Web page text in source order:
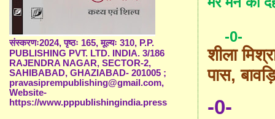
-0-
शीला
पास,
-0-
संस्करणः2024, पृष्ठः 165, मूल्यः 310, P.P.
PUBLISHING PVT. LTD. INDIA. 3/186
RAJENDRA NAGAR, SECTOR-2,
SAHIBABAD, GHAZIABAD- 201005 ;
pravasiprempublishing@gmail.com,
Website-
https://www.pppublishingindia.press